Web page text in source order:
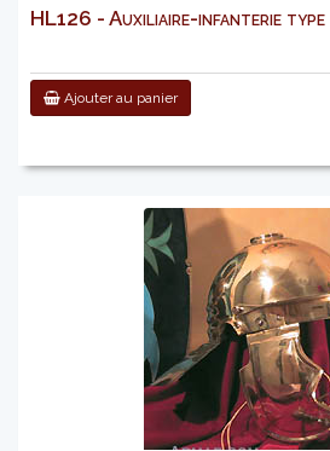
HL126 - Auxiliaire-infanterie type
Ajouter au panier